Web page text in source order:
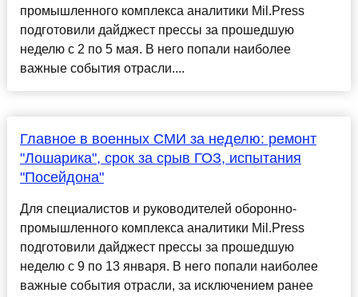
промышленного комплекса аналитики Mil.Press
подготовили дайджест прессы за прошедшую
неделю с 2 по 5 мая. В него попали наиболее
важные события отрасли....
Главное в военных СМИ за неделю: ремонт
"Лошарика", срок за срыв ГОЗ, испытания
"Посейдона"
Для специалистов и руководителей оборонно-
промышленного комплекса аналитики Mil.Press
подготовили дайджест прессы за прошедшую
неделю с 9 по 13 января. В него попали наиболее
важные события отрасли, за исключением ранее